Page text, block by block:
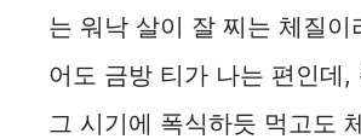
는 워낙 살이 잘 찌는 체질이
어도 금방 티가 나는 편인데,
그 시기에 폭식하듯 먹고도